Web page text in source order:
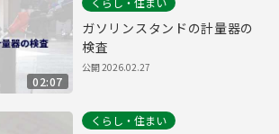
02:07
ガソリンスタンドの計量器の
検査
公開2026.02.27
くらし・住まい